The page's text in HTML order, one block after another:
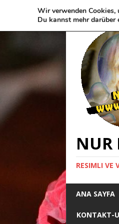
NUR
RESIMLI VE
ANA SAYFA
KONTAKT-
Wir verwenden
Du kannst mehr darüber